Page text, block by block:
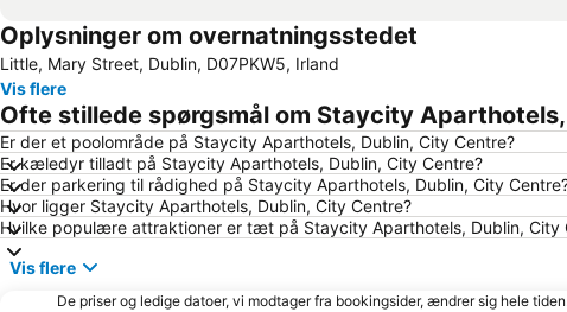
Oplysninger om overnatningsstedet
Little, Mary Street, Dublin, D07PKW5, Irland
Vis flere
Ofte stillede spørgsmål om Staycity
Er der et poolområde på Staycity Aparthotels, Dublin, City Centre?
Er kæledyr tilladt på Staycity Aparthotels, Dublin, City Centre?
Er der parkering til rådighed på Staycity Aparthotels, Dublin, City
Hvor ligger Staycity Aparthotels, Dublin, City Centre?
Hvilke populære attraktioner er tæt på Staycity Aparthotels, Dublin, City
Vis flere
De priser og ledige datoer, vi modtager fra bookingsider, ændrer sig hele